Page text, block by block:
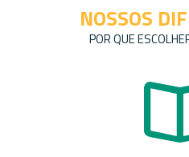
NOSSOS
POR QUE